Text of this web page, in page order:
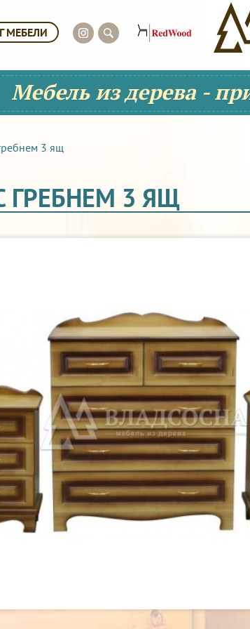
МЕБЕЛИ
Мебель из дерева -
3 ящ
ГРЕБНЕМ 3 ЯЩ